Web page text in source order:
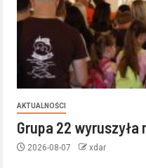
AKTUALNOŚCI
Grupa 22
2026-08-07 xdar